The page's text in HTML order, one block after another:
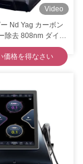
Video
Nd Yag カーボン
除去 808nm ダイオ
ーザー脱毛機
価格を得なさい
ミニ 106kpa Paa オゾン プラズマペン むくみを消す 毛皮の斑点を消す
深層浄化
肌の若返り むくみを除去 1927nm ツーリウム断片レーザーマシン
プロ Q 切り替えた Nd Yag メディカル 1064nm 532nm レーザー タトゥー除去マシン
セリウムZohonice QはNd Yagレーザー機械そばかすを取除く母斑の取り外しを転換した